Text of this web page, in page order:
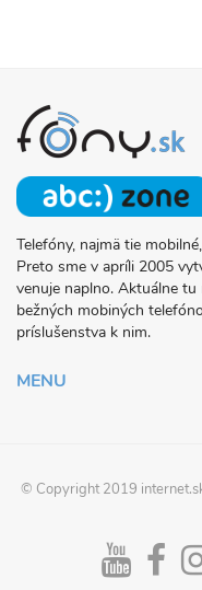
O
PROJEKTE
FONY.SK
Telefóny, najmä tie
Preto sme v apríli 2005
venuje naplno. Aktuálne
bežných mobiných
príslušenstva k nim.
MENU
© Copyright 2019